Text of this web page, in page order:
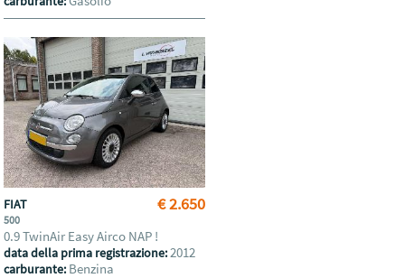
€ 2.650
FIAT
500
0.9 TwinAir Easy Airco NAP !
data della prima registrazione:2012
carburante: Benzina